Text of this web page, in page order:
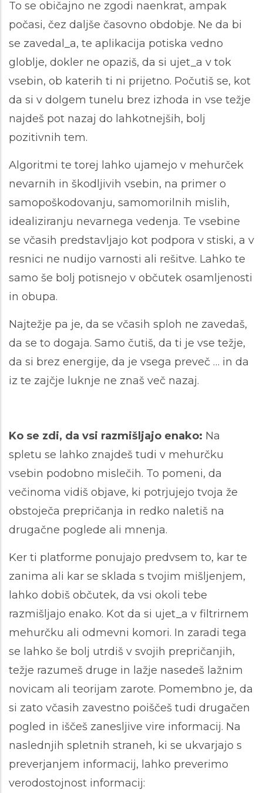
To se običajno ne zgodi naenkrat, ampak
počasi, čez daljše časovno obdobje. Ne da bi
se zavedal_a, te aplikacija potiska vedno
globlje, dokler ne opaziš, da si ujet_a v tok
vsebin, ob katerih ti ni prijetno. Počutiš se, kot
da si v dolgem tunelu brez izhoda in vse težje
najdeš pot nazaj do lahkotnejših, bolj
pozitivnih tem.
Algoritmi te torej lahko ujamejo v mehurček
nevarnih in škodljivih vsebin, na primer o
samopoškodovanju, samomorilnih mislih,
idealiziranju nevarnega vedenja. Te vsebine
se včasih predstavljajo kot podpora v stiski, a v
resnici ne nudijo varnosti ali rešitve. Lahko te
samo še bolj potisnejo v občutek osamljenosti
in obupa.
Najtežje pa je, da se včasih sploh ne zavedaš,
da se to dogaja. Samo čutiš, da ti je vse težje,
da si brez energije, da je vsega preveč … in da
iz te zajčje luknje ne znaš več nazaj.
Ko se zdi, da vsi razmišljajo enako: Na
spletu se lahko znajdeš tudi v mehurčku
vsebin podobno mislečih. To pomeni, da
večinoma vidiš objave, ki potrjujejo tvoja že
obstoječa prepričanja in redko naletiš na
drugačne poglede ali mnenja.
Ker ti platforme ponujajo predvsem to, kar te
zanima ali kar se sklada s tvojim mišljenjem,
lahko dobiš občutek, da vsi okoli tebe
razmišljajo enako. Kot da si ujet_a v filtrirnem
mehurčku ali odmevni komori. In zaradi tega
se lahko še bolj utrdiš v svojih prepričanjih,
težje razumeš druge in lažje nasedeš lažnim
novicam ali teorijam zarote. Pomembno je, da
si zato včasih zavestno poiščeš tudi drugačen
pogled in iščeš zanesljive vire informacij. Na
naslednjih spletnih straneh, ki se ukvarjajo s
preverjanjem informacij, lahko preverimo
verodostojnost informacij: